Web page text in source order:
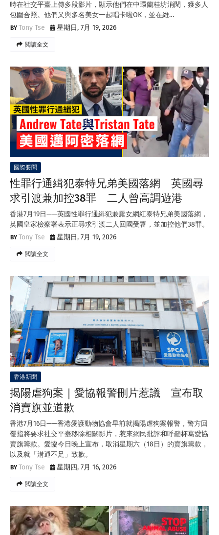
時在社交平臺上傳多段影片，顯示他們在中環蘭桂坊消閑，獲多人
包圍合照。他們又與多名美女一起唱卡啦OK，並在維…
Tony Tse
星期日, 7月 19, 2026
閲讀全文
國際要聞
性罪行通緝犯泰特兄弟美國落網 英國尋
求引渡兼加控38罪 二人曾高調遊港
香港7月19日——英國性罪行通緝犯兼厭女網紅泰特兄弟美國落網，
英國皇家檢察署表示正尋求引渡二人回國受審，並加控他們38罪。
Tony Tse
星期日, 7月 19, 2026
閲讀全文
香港新聞
揭陽虐狗案｜愛協報警刪片惹議 宣布取
消賣旗並道歉
香港7月16日——香港愛護動物協會早前就揭陽虐狗案報警，警方回
覆指將要求社交平臺移除相關影片，惹來網民批評和呼籲杯葛愛協
賣旗籌款。愛協今日晚上宣布，取消星期六（18日）的賣旗籌款，
以及就「溝通不足」致歉。
Tony Tse
星期四, 7月 16, 2026
閲讀全文